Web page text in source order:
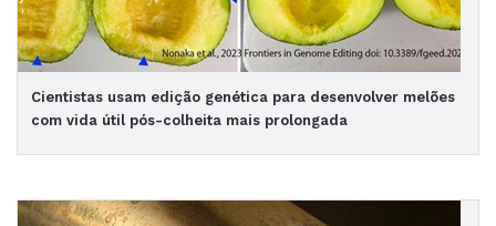
Cientistas usam edição genética para desenvolver melões
com vida útil pós-colheita mais prolongada